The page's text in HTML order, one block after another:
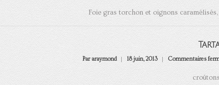
Foie gras torchon et oignons
Par araymond 18 juin, 2013 Commentaires